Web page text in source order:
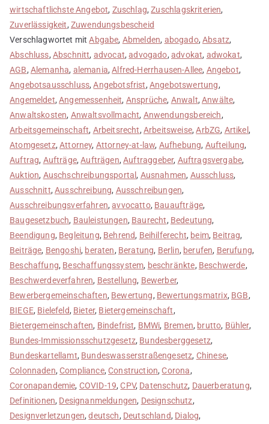
wirtschaftlichste Angebot, Zuschlag,Zuschlagskriterien,
Zuverlässigkeit, Zuwendungsbescheid
Verschlagwortet mitAbgabe, Abmelden, abogado,Absatz,
Abschluss, Abschnitt, advocat,advogado,advokat, adwokat,
AGB, Alemanha, alemania,Alfred-Herrhausen-Allee, Angebot,
Angebotsausschluss,Angebotsfrist, Angebotswertung,
Angemeldet,Angemessenheit, Ansprüche, Anwalt,Anwälte,
Anwaltskosten, Anwaltsvollmacht, Anwendungsbereich,
Arbeitsgemeinschaft, Arbeitsrecht, Arbeitsweise,ArbZG, Artikel ,
Atomgesetz,Attorney, Attorney-at-law, Aufhebung, Aufteilung,
Auftrag, Aufträge,Aufträgen,Auftraggeber, Auftragsvergabe,
Auktion, Auschschreibungsportal, Ausnahmen, Ausschluss,
Ausschnitt,Ausschreibung, Ausschreibungen,
Ausschreibungsverfahren,avvocatto, Bauaufträge,
Baugesetzbuch, Bauleistungen, Baurecht, Bedeutung,
Beendigung, Begleitung, Behrend, Beihilferecht, beim, Beitrag,
Beiträge, Bengoshi, beraten, Beratung, Berlin, berufen, Berufung,
Beschaffung, Beschaffungssystem, beschränkte, Beschwerde,
Beschwerdeverfahren, Bestellung, Bewerber,
Bewerbergemeinschaften, Bewertung, Bewertungsmatrix, BGB,
BIEGE, Bielefeld, Bieter, Bietergemeinschaft,
Bietergemeinschaften, Bindefrist, BMWi, Bremen, brutto, Bühler,
Bundes-Immissionsschutzgesetz, Bundesberggesetz,
Bundeskartellamt, Bundeswasserstraßengesetz, Chinese,
Colonnaden,Compliance,Construction,Corona,
Coronapandemie, COVID-19,CPV, Datenschutz, Dauerberatung,
Definitionen, Designanmeldungen, Designschutz,
Designverletzungen,deutsch, Deutschland, Dialog,